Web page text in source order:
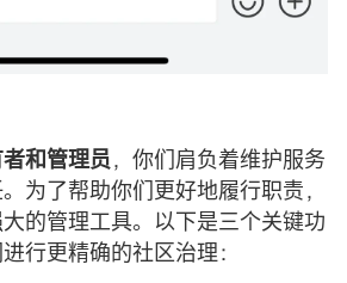
和管理员，你们肩负着维护服务
为了帮助你们更好地履行职责，
的管理工具。以下是三个关键功
行更精确的社区治理：